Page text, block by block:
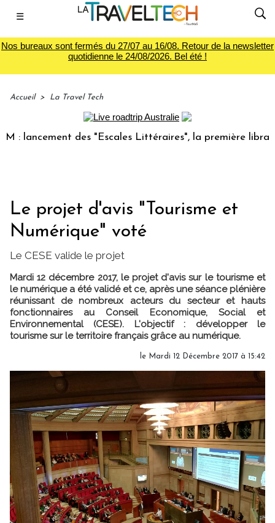
☰
Nos bureaux sont fermés du 27/07 au 16/08. Retour de la newsletter
quotidienne le 24/08/2026. Bel été !
Accueil > La Travel Tech
des "Escales Littéraires", la première librairie du
Le projet d'avis "Tourisme et
Numérique" voté
Le CESE valide le projet
Mardi 12 décembre 2017, le projet d'avis sur le tourisme et
le numérique a été validé et ce, après une séance plénière
réunissant de nombreux acteurs du secteur et hauts
fonctionnaires au Conseil Economique, Social et
Environnemental (CESE). L'objectif : développer le
tourisme sur le territoire français grâce au numérique.
le Mardi 12 Décembre 2017 à 15:42